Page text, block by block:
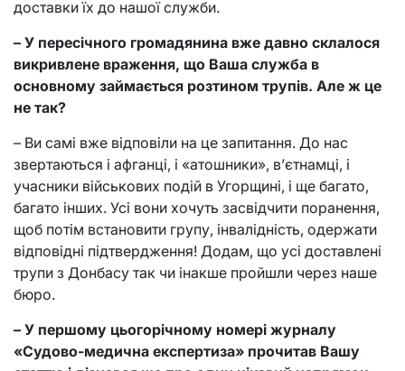
доставки їх до нашої служби.
– У пересічного громадянина вже давно склалося
викривлене враження, що Ваша служба в
основному займається розтином трупів. Але ж це
не так?
– Ви самі вже відповіли на це запитання. До нас
звертаються і афганці, і «атошники», в’єтнамці, і
учасники військових подій в Угорщині, і ще багато,
багато інших. Усі вони хочуть засвідчити поранення,
щоб потім встановити групу, інвалідність, одержати
відповідні підтвердження! Додам, що усі доставлені
трупи з Донбасу так чи інакше пройшли через наше
бюро.
– У першому цьогорічному номері журналу
«Судово-медична експертиза» прочитав Вашу